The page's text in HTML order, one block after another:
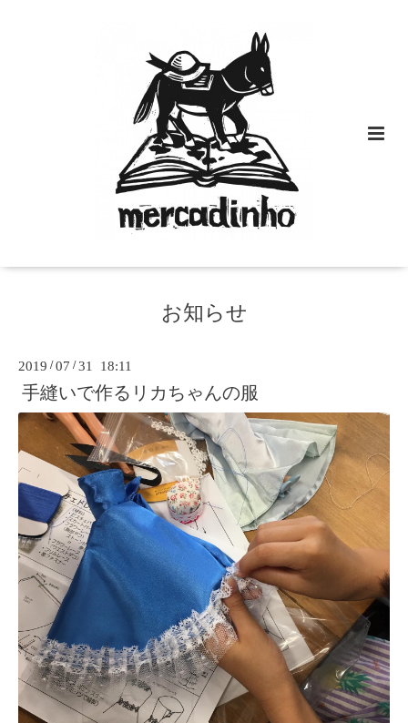
お知らせ
2019 /07 /31 18:11
手縫いで作るリカちゃんの服